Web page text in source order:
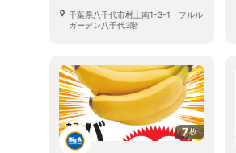
千葉県八千代市村上南1-3-1 フルル
ガーデン八千代3階
7枚